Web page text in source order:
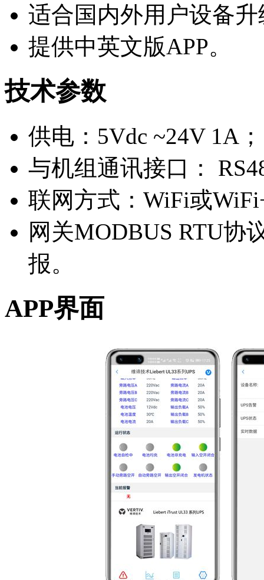
适合国内外用户设备
提供中英文版APP。
技术参数
供电：5Vdc ~24V 1A；
与机组通讯接口：
联网方式：WiFi或
网关MODBUS RTU协
报。
APP界面